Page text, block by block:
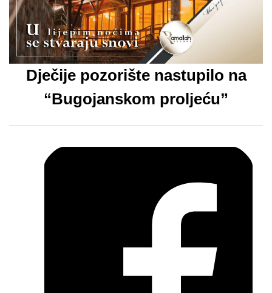
Dječije pozorište nastupilo na
“Bugojanskom proljeću”